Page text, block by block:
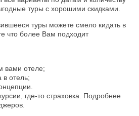
туры с хорошими скидками.
туры можете смело кидать в
что более Вам подходит
вами отеле;
в отель;
где-то страховка. Подробнее